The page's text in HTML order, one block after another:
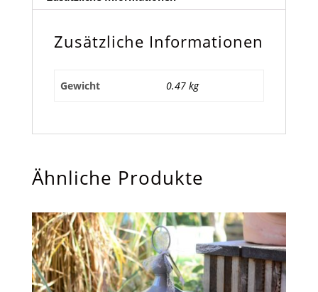
Zusätzliche Informationen
Gewicht 0.47 kg
Ähnliche Produkte